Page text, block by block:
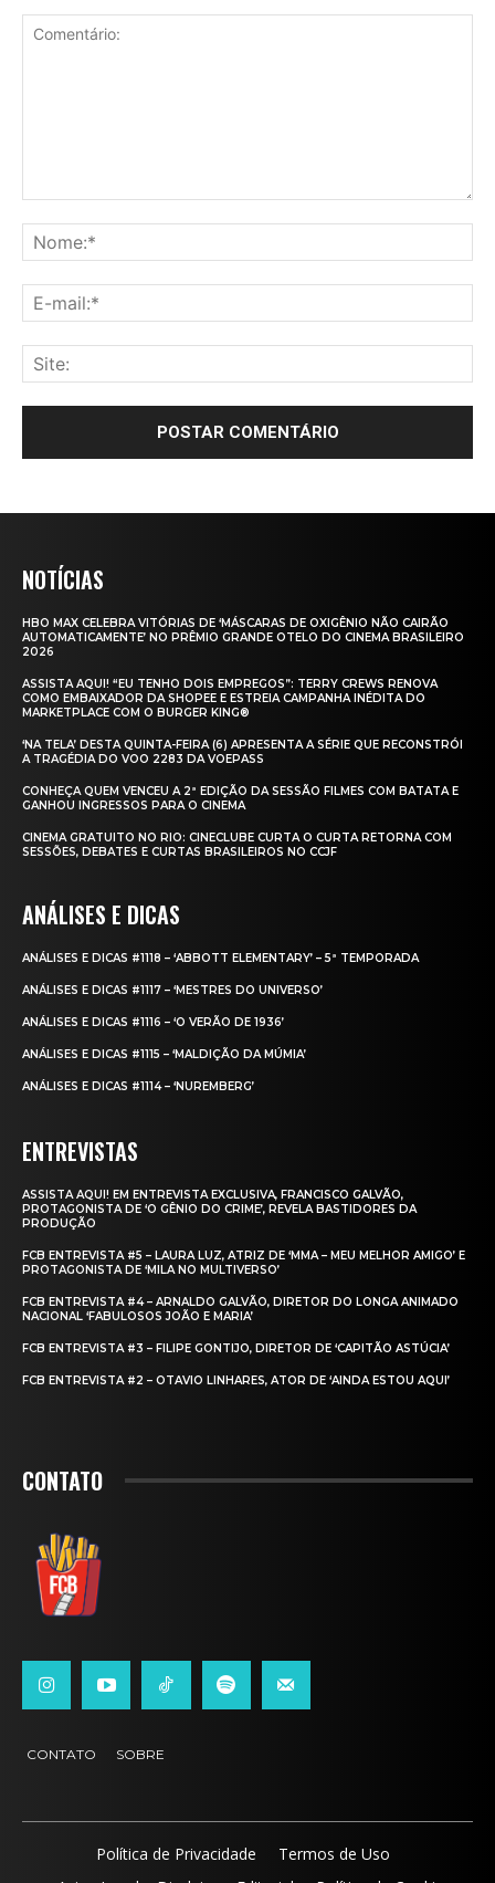
NOTÍCIAS
HBO MAX CELEBRA VITÓRIAS DE ‘MÁSCARAS DE OXIGÊNIO NÃO CAIRÃO
AUTOMATICAMENTE’ NO PRÊMIO GRANDE OTELO DO CINEMA BRASILEIRO
2026
ASSISTA AQUI! “EU TENHO DOIS EMPREGOS”: TERRY CREWS RENOVA
COMO EMBAIXADOR DA SHOPEE E ESTREIA CAMPANHA INÉDITA DO
MARKETPLACE COM O BURGER KING®
‘NA TELA’ DESTA QUINTA-FEIRA (6) APRESENTA A SÉRIE QUE RECONSTRÓI
A TRAGÉDIA DO VOO 2283 DA VOEPASS
CONHEÇA QUEM VENCEU A 2ª EDIÇÃO DA SESSÃO FILMES COM BATATA E
GANHOU INGRESSOS PARA O CINEMA
CINEMA GRATUITO NO RIO: CINECLUBE CURTA O CURTA RETORNA COM
SESSÕES, DEBATES E CURTAS BRASILEIROS NO CCJF
ANÁLISES E DICAS
ANÁLISES E DICAS #1118 – ‘ABBOTT ELEMENTARY’ – 5ª TEMPORADA
ANÁLISES E DICAS #1117 – ‘MESTRES DO UNIVERSO’
ANÁLISES E DICAS #1116 – ‘O VERÃO DE 1936’
ANÁLISES E DICAS #1115 – ‘MALDIÇÃO DA MÚMIA’
ANÁLISES E DICAS #1114 – ‘NUREMBERG’
ENTREVISTAS
ASSISTA AQUI! EM ENTREVISTA EXCLUSIVA, FRANCISCO GALVÃO,
PROTAGONISTA DE ‘O GÊNIO DO CRIME’, REVELA BASTIDORES DA
PRODUÇÃO
FCB ENTREVISTA #5 – LAURA LUZ, ATRIZ DE ‘MMA – MEU MELHOR AMIGO’ E
PROTAGONISTA DE ‘MILA NO MULTIVERSO’
FCB ENTREVISTA #4 – ARNALDO GALVÃO, DIRETOR DO LONGA ANIMADO
NACIONAL ‘FABULOSOS JOÃO E MARIA’
FCB ENTREVISTA #3 – FILIPE GONTIJO, DIRETOR DE ‘CAPITÃO ASTÚCIA’
FCB ENTREVISTA #2 – OTAVIO LINHARES, ATOR DE ‘AINDA ESTOU AQUI’
CONTATO
CONTATO SOBRE
Política de Privacidade
Termos de Uso